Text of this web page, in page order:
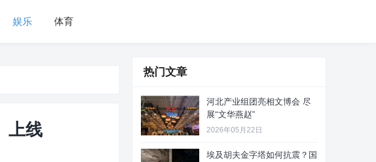
娱乐 体育
上线
热门文章
河北产业组团亮相文博会 尽
展“文华燕赵”
2026年05月22日
埃及胡夫金字塔如何抗震？国